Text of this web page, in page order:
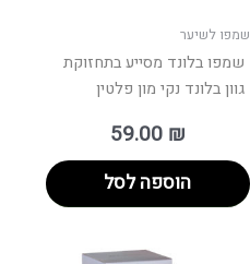
שמפו לשיער
שמפו בלונד מסייע בתחזוקת
גוון בלונד נקי מון פלטין
59.00 ₪
הוספה לסל